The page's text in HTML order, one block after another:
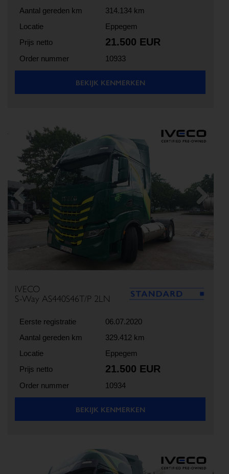
Aantal gereden km
314.134 km
Locatie
Eppegem
Prijs netto
21.500 EUR
Order nummer 10933
BEKIJK KENMERKEN
Previous Next
IVECO
S-Way AS440S46T/P 2LN
Eerste registratie
06.07.2020
Aantal gereden km
329.412 km
Locatie
Eppegem
Prijs netto
21.500 EUR
Order nummer 10934
BEKIJK KENMERKEN